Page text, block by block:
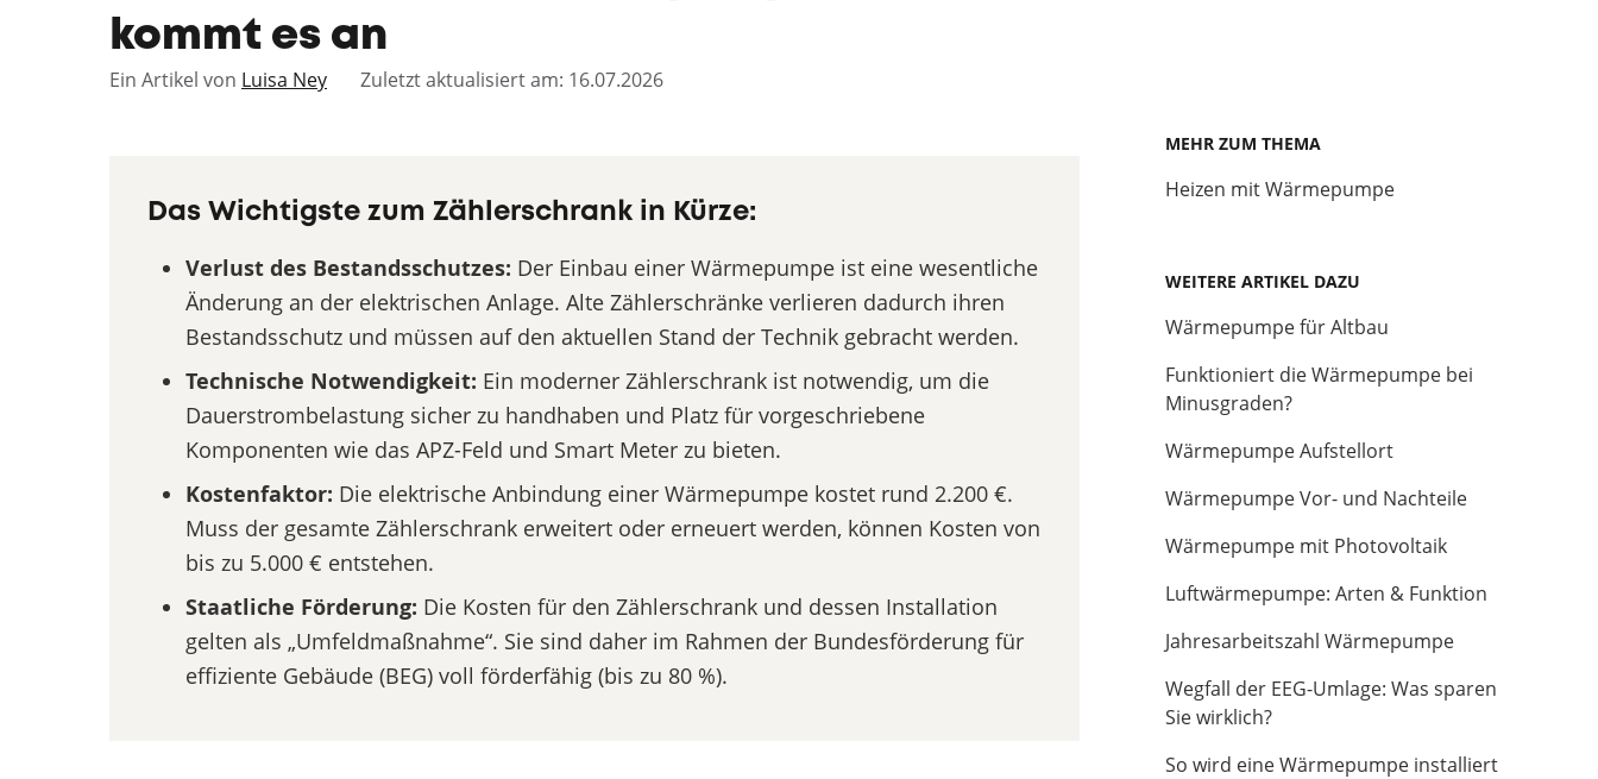
kommt es an
Ein Artikel von Luisa Ney Zuletzt aktualisiert am: 16.07.2026
Das Wichtigste zum Zählerschrank in Kürze:
Verlust des Bestandsschutzes: Der Einbau einer Wärmepumpe ist eine wesentliche
Änderung an der elektrischen Anlage. Alte Zählerschränke verlieren dadurch ihren
Bestandsschutz und müssen auf den aktuellen Stand der Technik gebracht werden.
Technische Notwendigkeit: Ein moderner Zählerschrank ist notwendig, um die
Dauerstrombelastung sicher zu handhaben und Platz für vorgeschriebene
Komponenten wie das APZ-Feld und Smart Meter zu bieten.
Kostenfaktor: Die elektrische Anbindung einer Wärmepumpe kostet rund 2.200 €.
Muss der gesamte Zählerschrank erweitert oder erneuert werden, können Kosten von
bis zu 5.000 € entstehen.
Staatliche Förderung: Die Kosten für den Zählerschrank und dessen Installation
gelten als „Umfeldmaßnahme“. Sie sind daher im Rahmen der Bundesförderung für
effiziente Gebäude (BEG) voll förderfähig (bis zu 80 %).
MEHR ZUM THEMA
Heizen mit Wärmepumpe
WEITERE ARTIKEL DAZU
Wärmepumpe für Altbau
Funktioniert die Wärmepumpe bei
Minusgraden?
Wärmepumpe Aufstellort
Wärmepumpe Vor- und Nachteile
Wärmepumpe mit Photovoltaik
Luftwärmepumpe: Arten & Funktion
Jahresarbeitszahl Wärmepumpe
Wegfall der EEG-Umlage: Was sparen
Sie wirklich?
So wird eine Wärmepumpe installiert